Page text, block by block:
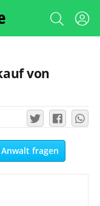
von
Anwalt fragen